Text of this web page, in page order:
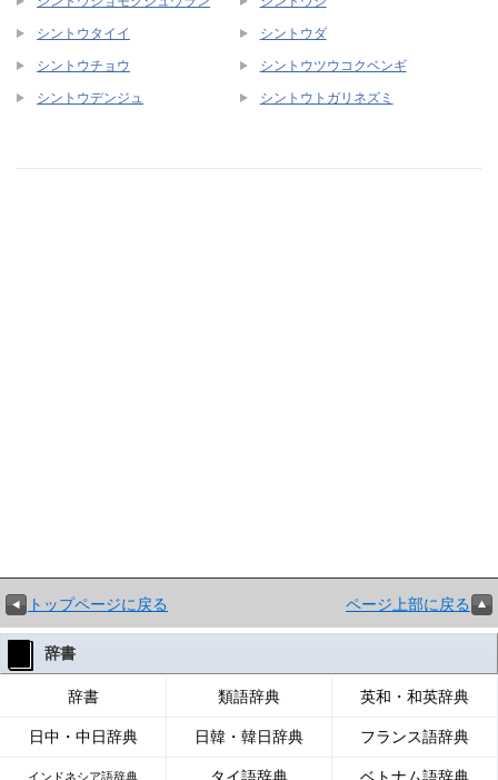
シントウタイイ シントウダ
シントウチョウ シントウツウコクベンギ
シントウデンジュ シントウトガリネズミ
トップページに戻る ページ上部に戻る
辞書
辞書 類語辞典 英和・和英辞典
日中・中日辞典 日韓・韓日辞典 フランス語辞典
インドネシア語辞典